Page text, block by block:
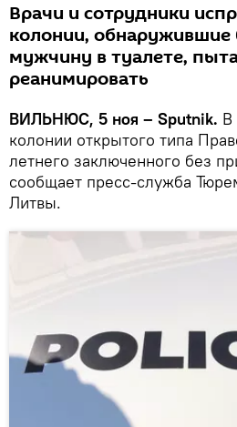
Врачи и сотрудники
колонии, обнаружившие
мужчину в туалете,
реанимировать
ВИЛЬНЮС, 5 ноя – Sputnik. В
колонии открытого типа
летнего заключенного без
сообщает пресс-служба
Литвы.